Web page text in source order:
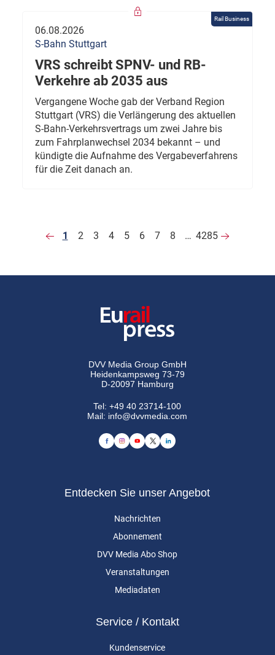
Rail Business
06.08.2026
S-Bahn Stuttgart
VRS schreibt SPNV- und RB-
Verkehre ab 2035 aus
Vergangene Woche gab der Verband Region
Stuttgart (VRS) die Verlängerung des aktuellen
S-Bahn-Verkehrsvertrags um zwei Jahre bis
zum Fahrplanwechsel 2034 bekannt – und
kündigte die Aufnahme des Vergabeverfahrens
für die Zeit danach an.
1 2 3 4 5 6 7 8 … 4285
DVV Media Group GmbH
Heidenkampsweg 73-79
D-20097 Hamburg
Tel:+49 40 23714-100
Mail: info@dvvmedia.com
Entdecken Sie unser Angebot
Nachrichten
Abonnement
DVV Media Abo Shop
Veranstaltungen
Mediadaten
Service / Kontakt
Kundenservice